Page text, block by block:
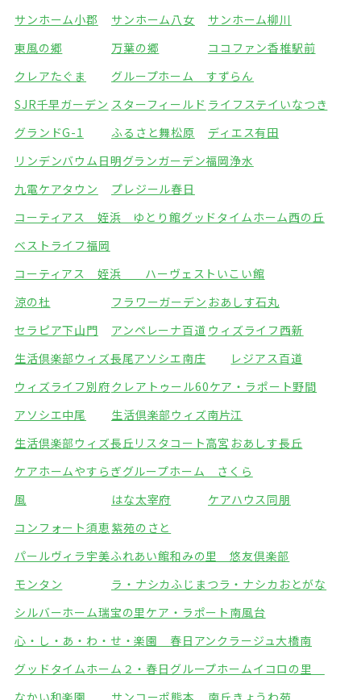
サンホーム小郡
サンホーム八女
サンホーム柳川
東風の郷
万葉の郷
ココファン香椎駅前
クレアたぐま
グループホーム すずらん
SJR千早ガーデン スターフィールド ライフステイいなつき
グランドG-1
ふるさと舞松原
ディエス有田
リンデンバウム日明グランガーデン福岡浄水
九電ケアタウン
プレジール春日
コーティアス 姪浜 ゆとり館グッドタイムホーム西の丘
ベストライフ福岡
コーティアス 姪浜 ハーヴェストいこい館
涼の杜
フラワーガーデン おあしす石丸
セラピア下山門
アンペレーナ百道 ウィズライフ西新
生活倶楽部ウィズ長尾アソシエ南庄
レジアス百道
ウィズライフ別府クレアトゥール60ケア・ラポート野間
アソシエ中尾
生活倶楽部ウィズ南片江
生活倶楽部ウィズ長丘リスタコート高宮 おあしす長丘
ケアホームやすらぎグループホーム さくら
風
はな太宰府
ケアハウス同朋
コンフォート須恵 紫苑のさと
パールヴィラ宇美ふれあい館和みの里 悠友倶楽部
モンタン
ラ・ナシカふじまつラ・ナシカおとがな
シルバーホーム瑞宝の里 ケア・ラポート南風台
心・し・あ・わ・せ・楽園 春日 アンクラージュ大橋南
グッドタイムホーム２・春日 グループホームイコロの里
なかい和楽園
サンコーポ熊本 南丘きょうわ苑